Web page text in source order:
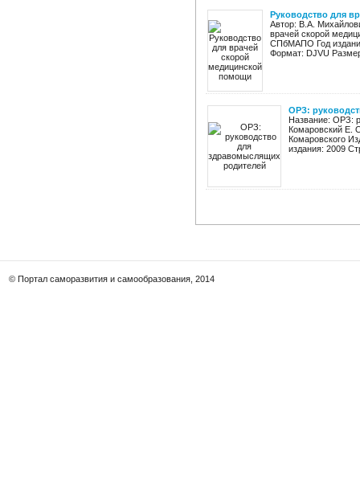
Руководство для
Автор: В.А.
врачей скорой
СПбМАПО Год
Формат: DJVU
ОРЗ:
Название: ОРЗ:
Комаровский Е.
Комаровского
издания: 2009
© Портал саморазвития и самообразования, 2014